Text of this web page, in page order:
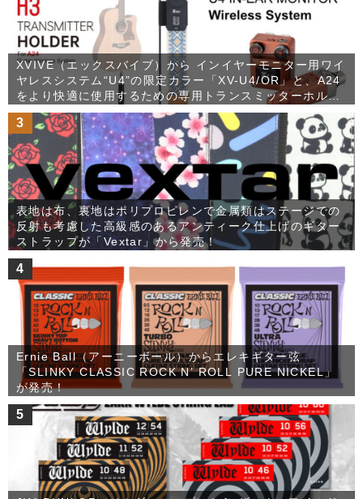
XVIVE（エックスバイブ）から インイヤーモニター用ワイ
ヤレスシステム“U4”の限定カラー「XV-U4/OR」と、A24
をより快適に使用するための専用トランスミッターホルダ
ー「XV-H3」が発売！
3
表地は布、裏地はポリプロピレンで金属類はステージでの
反射も考慮した高級感のあるアンティーク仕上げのギター
ストラップが「Vextar」から発売！
4
Ernie Ball（アーニーボール）からエレキギター弦
「SLINKY CLASSIC ROCK N’ ROLL PURE NICKEL」
が発売！
5